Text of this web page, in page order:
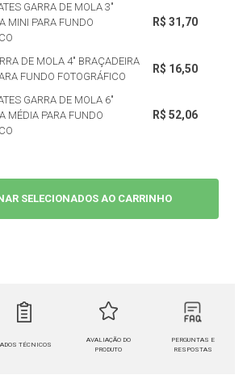
GARRA DE MOLA 3"
MINI PARA FUNDO
R$ 31,70
DE MOLA 4" BRAÇADEIRA
FUNDO FOTOGRÁFICO
R$ 16,50
GARRA DE MOLA 6"
MÉDIA PARA FUNDO
R$ 52,06
SELECIONADOS AO CARRINHO
TÉCNICOS
AVALIAÇÃO DO
PRODUTO
PERGUNTAS E
RESPOSTAS